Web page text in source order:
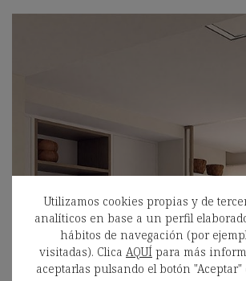
Utilizamos cookies propias y de
analíticos en base a un perfil
hábitos de navegación (por
visitadas). Clica AQUÍ para más
aceptarlas pulsando el botón